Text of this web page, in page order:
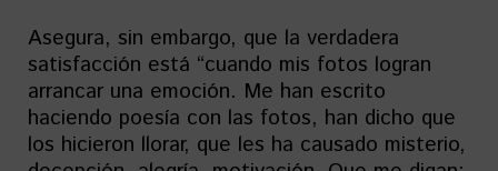
Asegura, sin embargo, que la verdadera
satisfacción está “cuando mis fotos logran
arrancar una emoción. Me han escrito
haciendo poesía con las fotos, han dicho que
los hicieron llorar, que les ha causado misterio,